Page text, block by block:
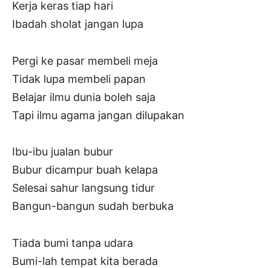
Kerja keras tiap hari
Ibadah sholat jangan lupa
Pergi ke pasar membeli meja
Tidak lupa membeli papan
Belajar ilmu dunia boleh saja
Tapi ilmu agama jangan dilupakan
Ibu-ibu jualan bubur
Bubur dicampur buah kelapa
Selesai sahur langsung tidur
Bangun-bangun sudah berbuka
Tiada bumi tanpa udara
Bumi-lah tempat kita berada